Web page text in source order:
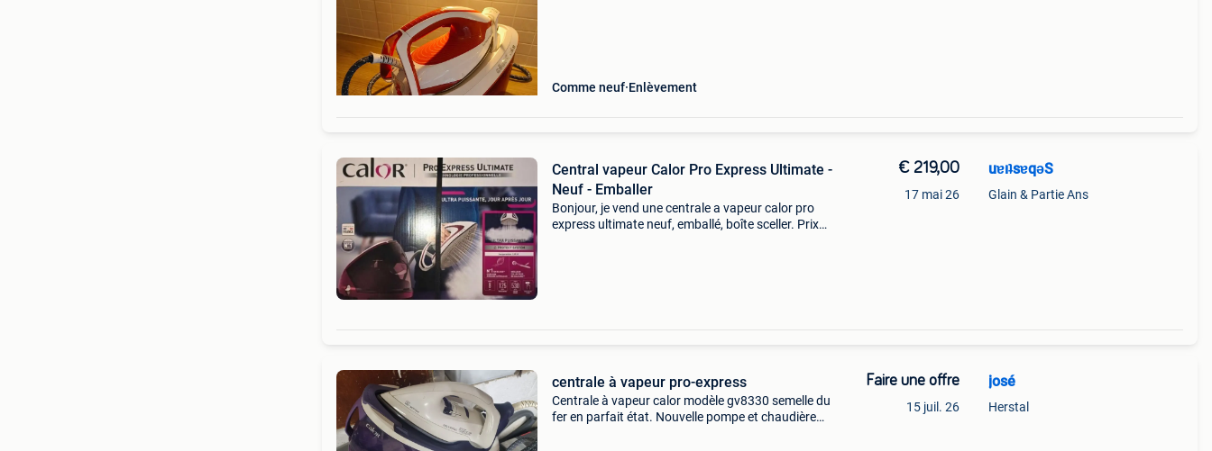
Comme neuf Enlèvement
Central vapeur Calor Pro Express Ultimate -
Neuf - Emballer
Bonjour, je vend une centrale a vapeur calor pro
express ultimate neuf, emballé, boîte sceller. Prix
€ 219,00
17 mai 26
uɐıʇsɐqǝS
Glain & Partie Ans
centrale à vapeur pro-express
Centrale à vapeur calor modèle gv8330 semelle du
fer en parfait état. Nouvelle pompe et chaudière
Faire une offre
15 juil. 26
josé
Herstal